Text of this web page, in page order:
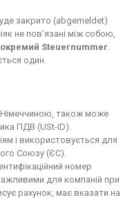
закрито (abgemeldet)
не пов’язані між собою,
окремий Steuernummer.
один.
Німеччиною, також може
ПДВ (USt-ID).
і використовується для
Союзу (ЄС).
номер
для компаній при
рахунок, має вказати на